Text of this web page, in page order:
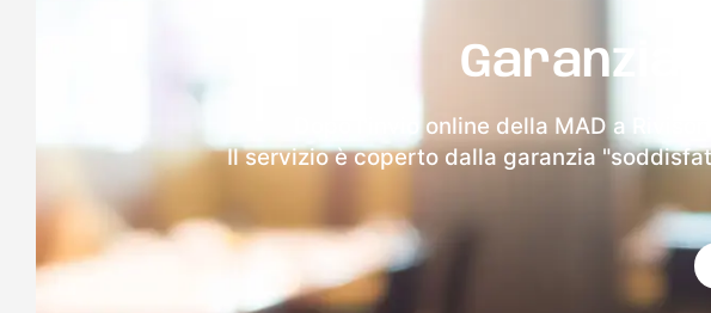
Garanzia
Dopo l'invio online della MAD a
Il servizio è coperto dalla garanzia